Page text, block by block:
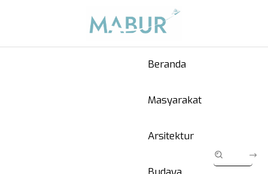
Beranda
Masyarakat
Arsitektur